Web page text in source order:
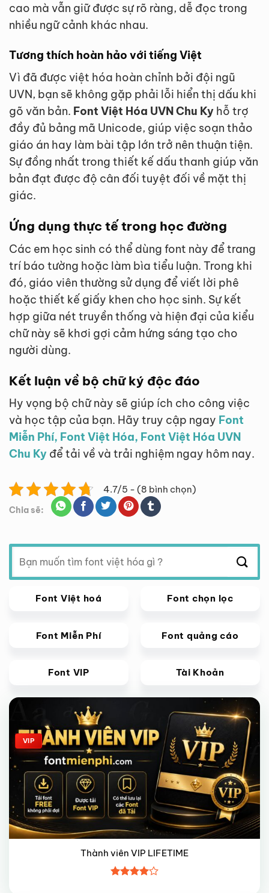
cao mà vẫn giữ được sự rõ ràng, dễ đọc trong
nhiều ngữ cảnh khác nhau.
Tương thích hoàn hảo với tiếng Việt
Vì đã được việt hóa hoàn chỉnh bởi đội ngũ
UVN, bạn sẽ không gặp phải lỗi hiển thị dấu khi
gõ văn bản. Font Việt Hóa UVN Chu Ky hỗ trợ
đầy đủ bảng mã Unicode, giúp việc soạn thảo
giáo án hay làm bài tập lớn trở nên thuận tiện.
Sự đồng nhất trong thiết kế dấu thanh giúp văn
bản đạt được độ cân đối tuyệt đối về mặt thị
giác.
Ứng dụng thực tế trong học đường
Các em học sinh có thể dùng font này để trang
trí báo tường hoặc làm bìa tiểu luận. Trong khi
đó, giáo viên thường sử dụng để viết lời phê
hoặc thiết kế giấy khen cho học sinh. Sự kết
hợp giữa nét truyền thống và hiện đại của kiểu
chữ này sẽ khơi gợi cảm hứng sáng tạo cho
người dùng.
Kết luận về bộ chữ ký độc đáo
Hy vọng bộ chữ này sẽ giúp ích cho công việc
và học tập của bạn. Hãy truy cập ngay Font
Miễn Phí, Font Việt Hóa, Font Việt Hóa UVN
Chu Ky để tải về và trải nghiệm ngay hôm nay.
4.7/5 - (8 bình chọn)
Chia sẽ:
Tìm
kiếm:
Font Việt hoá Font chọn lọc
Font Miễn Phí Font quảng cáo
Font VIP Tài Khoản
Giảm giá!
VIP
Thành viên VIP LIFETIME